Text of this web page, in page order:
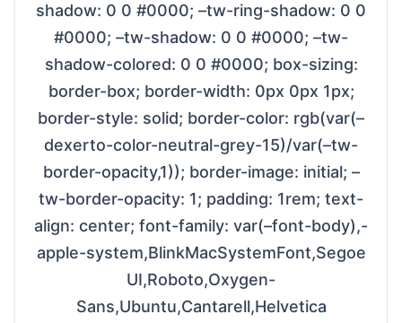
shadow: 0 0 #0000; –tw-ring-shadow: 0 0
#0000; –tw-shadow: 0 0 #0000; –tw-
shadow-colored: 0 0 #0000; box-sizing:
border-box; border-width: 0px 0px 1px;
border-style: solid; border-color: rgb(var(–
dexerto-color-neutral-grey-15)/var(–tw-
border-opacity,1)); border-image: initial; –
tw-border-opacity: 1; padding: 1rem; text-
align: center; font-family: var(–font-body),-
apple-system,BlinkMacSystemFont,Segoe
UI,Roboto,Oxygen-
Sans,Ubuntu,Cantarell,Helvetica